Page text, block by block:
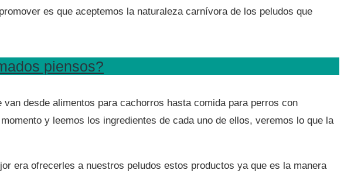
es que aceptemos la naturaleza carnívora de los peludos que
piensos?
desde alimentos para cachorros hasta comida para perros con
y leemos los ingredientes de cada uno de ellos, veremos lo que la
era ofrecerles a nuestros peludos estos productos ya que es la manera